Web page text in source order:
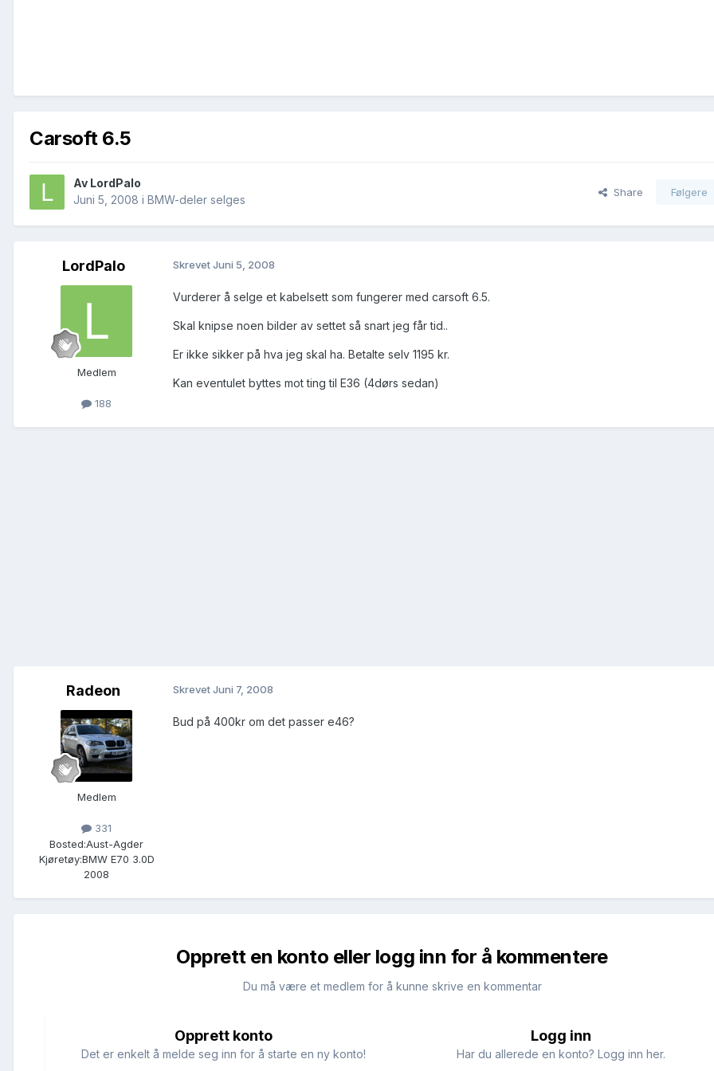
Carsoft 6.5
Av LordPalo
Juni 5, 2008 i BMW-deler selges
Share Følgere
LordPalo
Medlem
188
SkrevetJuni 5, 2008
Vurderer å selge et kabelsett som fungerer med carsoft 6.5.
Skal knipse noen bilder av settet så snart jeg får tid..
Er ikke sikker på hva jeg skal ha. Betalte selv 1195 kr.
Kan eventulet byttes mot ting til E36 (4dørs sedan)
Radeon
Medlem
331
Bosted:Aust-Agder
Kjøretøy:BMW E70 3.0D
2008
SkrevetJuni 7, 2008
Bud på 400kr om det passer e46?
Opprett en konto eller logg inn for å kommentere
Du må være et medlem for å kunne skrive en kommentar
Opprett konto
Det er enkelt å melde seg inn for å starte en ny konto!
Logg inn
Har du allerede en konto? Logg inn her.